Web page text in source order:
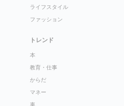
ライフスタイル
ファッション
トレンド
本
教育・仕事
からだ
マネー
車